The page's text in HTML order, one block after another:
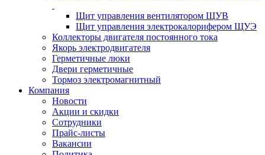
Щит управления вентилятором ЩУВ
Щит управления электрокалорифером ЩУЭ
Коллекторы двигателя постоянного тока
Якорь электродвигателя
Герметичные люки
Двери герметичные
Тормоз электромагнитный
Компания
Новости
Акции и скидки
Сотрудники
Прайс-листы
Вакансии